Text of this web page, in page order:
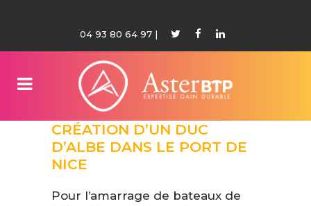
04 93 80 64 97 |
CRÉATION D’UN DUC
D’ALBE DANS LE PORT DE
NICE
Pour l’amarrage de bateaux de